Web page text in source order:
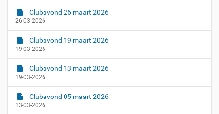
Clubavond 26 maart 2026
26-03-2026
Clubavond 19 maart 2026
19-03-2026
Clubavond 13 maart 2026
19-03-2026
Clubavond 05 maart 2026
13-03-2026